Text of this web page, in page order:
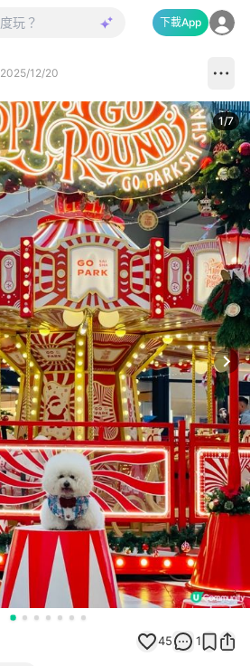
下載App
2025/12/20
1/7
45 1